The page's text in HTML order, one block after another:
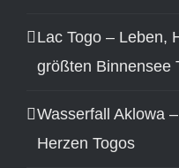
Lac Togo – Leben,
größten Binnensee
Wasserfall Aklowa
Herzen Togos